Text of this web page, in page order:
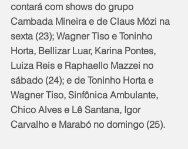
contará com shows do grupo
Cambada Mineira e de Claus Mózi na
sexta (23); Wagner Tiso e Toninho
Horta, Bellizar Luar, Karina Pontes,
Luiza Reis e Raphaello Mazzei no
sábado (24); e de Toninho Horta e
Wagner Tiso, Sinfônica Ambulante,
Chico Alves e Lê Santana, Igor
Carvalho e Marabó no domingo (25).